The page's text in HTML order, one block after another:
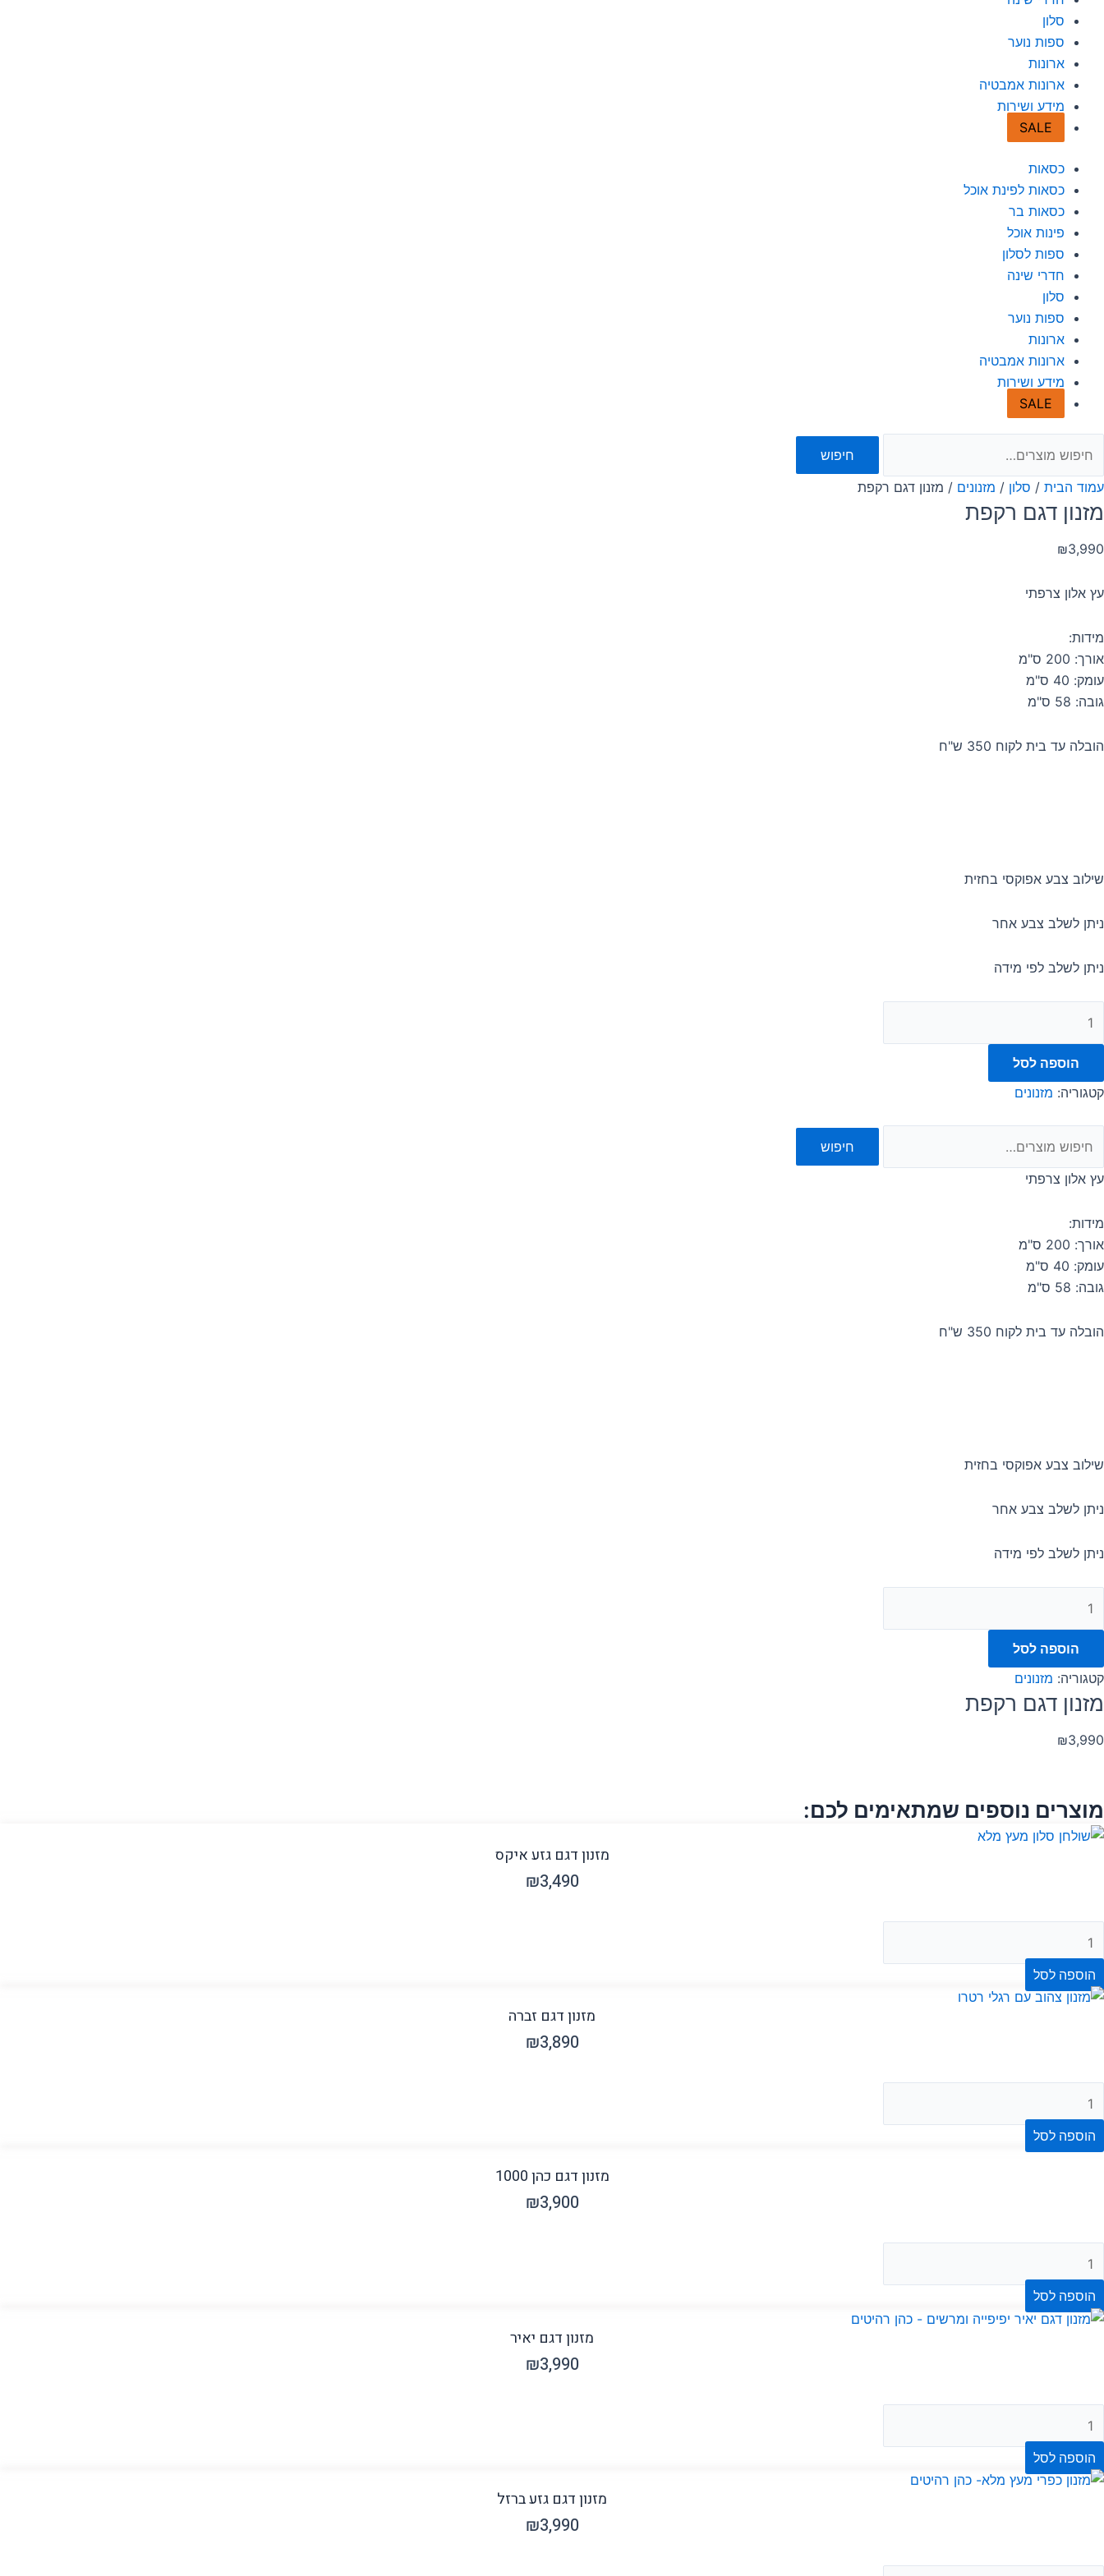
סלון
ספות נוער
ארונות
ארונות אמבטיה
מידע ושירות
SALE
כסאות
כסאות לפינת אוכל
כסאות בר
פינות אוכל
ספות לסלון
חדרי שינה
סלון
ספות נוער
ארונות
ארונות אמבטיה
מידע ושירות
SALE
חיפוש
עמוד הבית / סלון / מזנונים / מזנון דגם רקפת
מזנון דגם רקפת
₪3,990
עץ אלון צרפתי
מידות:
אורך: 200 ס"מ
עומק: 40 ס"מ
גובה: 58 ס"מ
הובלה עד בית לקוח 350 ש"ח
שילוב צבע אפוקסי בחזית
ניתן לשלב צבע אחר
ניתן לשלב לפי מידה
הוספה לסל
קטגוריה: מזנונים
חיפוש
עץ אלון צרפתי
מידות:
אורך: 200 ס"מ
עומק: 40 ס"מ
גובה: 58 ס"מ
הובלה עד בית לקוח 350 ש"ח
שילוב צבע אפוקסי בחזית
ניתן לשלב צבע אחר
ניתן לשלב לפי מידה
הוספה לסל
קטגוריה: מזנונים
מזנון דגם רקפת
₪3,990
מוצרים נוספים שמתאימים לכם:
מזנון דגם גזע איקס
₪3,490
הוספה לסל
מזנון דגם זברה
₪3,890
הוספה לסל
מזנון דגם כהן 1000
₪3,900
הוספה לסל
מזנון דגם יאיר
₪3,990
הוספה לסל
מזנון דגם גזע ברזל
₪3,990